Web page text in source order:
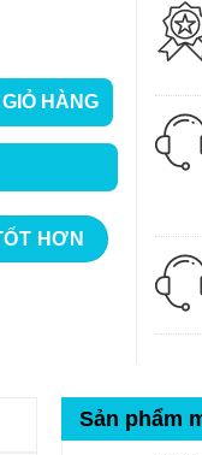
số lượng
HÀNG
HƠN
Sản phẩm